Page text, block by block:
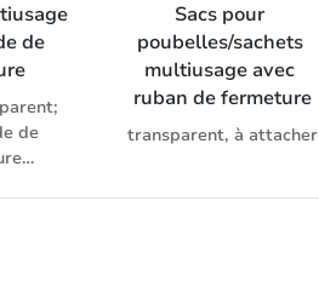
de
de
Sacs pour
poubelles/sachets
multiusage avec
ruban de fermeture
transparent, à attacher